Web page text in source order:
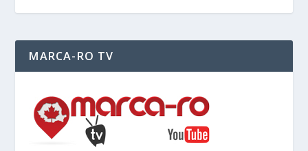
MARCA-RO TV